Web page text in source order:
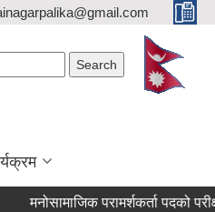
परामर्शकर्ता पदको परीक्षाको